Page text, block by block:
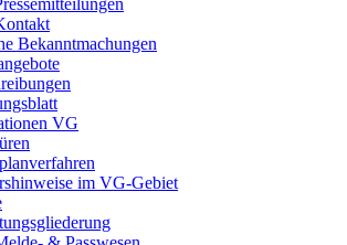
Bekanntmachungen
VG
im VG-Gebiet